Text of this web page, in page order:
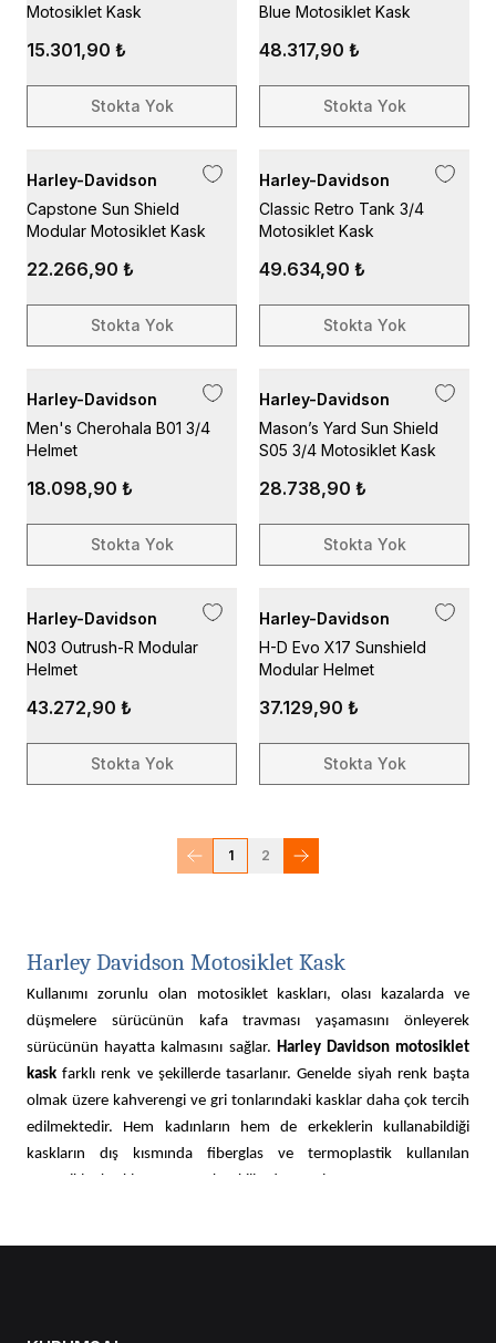
Motosiklet Kask
15.301,90 ₺
Stokta Yok
Blue Motosiklet Kask
48.317,90 ₺
Stokta Yok
Harley-Davidson
Capstone Sun Shield
Modular Motosiklet Kask
22.266,90 ₺
Stokta Yok
Harley-Davidson
Classic Retro Tank 3/4
Motosiklet Kask
49.634,90 ₺
Stokta Yok
Harley-Davidson
Men's Cherohala B01 3/4
Helmet
18.098,90 ₺
Stokta Yok
Harley-Davidson
Mason’s Yard Sun Shield
S05 3/4 Motosiklet Kask
28.738,90 ₺
Stokta Yok
Harley-Davidson
N03 Outrush-R Modular
Helmet
43.272,90 ₺
Stokta Yok
Harley-Davidson
H-D Evo X17 Sunshield
Modular Helmet
37.129,90 ₺
Stokta Yok
1 2
Harley Davidson Motosiklet Kask
Kullanımı zorunlu olan motosiklet kaskları, olası kazalarda ve
düşmelere sürücünün kafa travması yaşamasını önleyerek
sürücünün hayatta kalmasını sağlar. Harley Davidson motosiklet
kaskfarklı renk ve şekillerde tasarlanır. Genelde siyah renk başta
olmak üzere kahverengi ve gri tonlarındaki kasklar daha çok tercih
edilmektedir. Hem kadınların hem de erkeklerin kullanabildiği
kaskların dış kısmında fiberglas ve termoplastik kullanılan
kullanım sağlar.Motosiklet kaskımodellerinin ön kısımlarında yer